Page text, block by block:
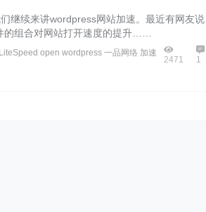
继续来讲wordpress网站加速。最近有网友说
组合对网站打开速度的提升……
LiteSpeed open wordpress 一品网络 加速
2471 1